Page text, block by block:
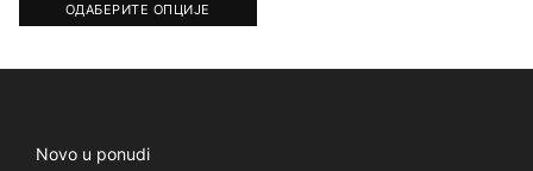
ОДАБЕРИТЕ ОПЦИЈЕ
Novo u ponudi